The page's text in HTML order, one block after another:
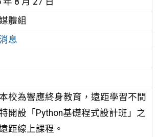
體組
息
校為響應終身教育，遠距學習不間
開設「Python基礎程式設計班」之
距線上課程。